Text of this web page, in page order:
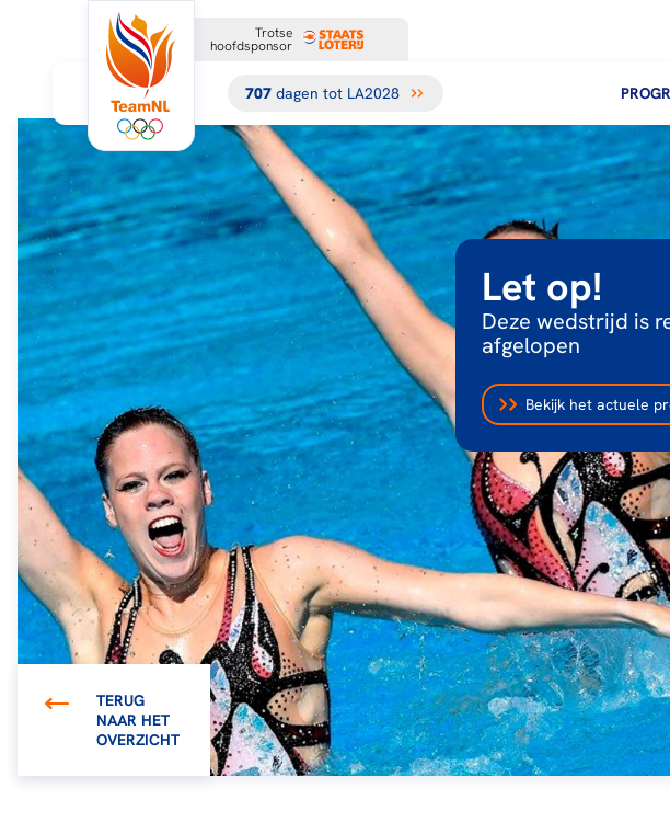
Trotse
hoofdsponsor
707 dagen tot LA2028
TERUG
NAAR HET
OVERZICHT
Let op!
Deze wedstrijd is
afgelopen
Bekijk het actuele